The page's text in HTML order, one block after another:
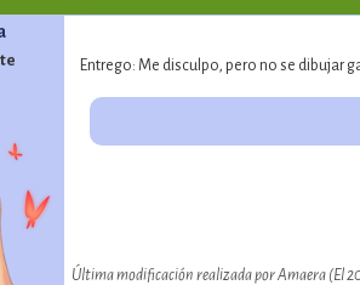
Entrego: Me disculpo, pero no se dibujar
Última modificación realizada por Amaera (El